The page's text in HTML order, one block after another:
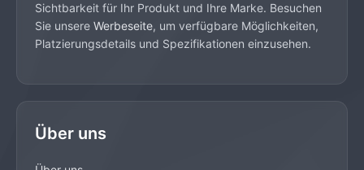
Sichtbarkeit für Ihr Produkt und Ihre Marke. Besuchen
Sie unsere Werbeseite, um verfügbare Möglichkeiten,
Platzierungsdetails und Spezifikationen einzusehen.
Über uns